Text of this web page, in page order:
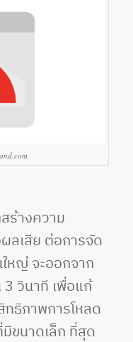
ร้างความ
ลเสีย ต่อการจัด
หญ่ จะออกจาก
3 วินาที เพื่อแก้
ธิภาพการโหลด
มีขนาดเล็ก ที่สุด